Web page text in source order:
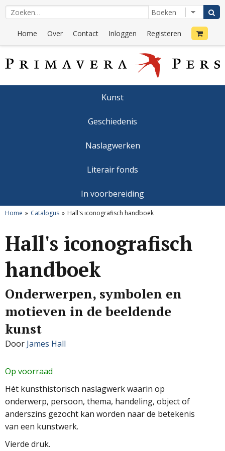
Home Over Contact Inloggen Registeren
Kunst
Geschiedenis
Naslagwerken
Literair fonds
In voorbereiding
Home Catalogus Hall's iconografisch handboek
Hall's iconografisch
handboek
Onderwerpen, symbolen en
motieven in de beeldende
kunst
Door James Hall
Op voorraad
Hét kunsthistorisch naslagwerk waarin op
onderwerp, persoon, thema, handeling, object of
anderszins gezocht kan worden naar de betekenis
van een kunstwerk.
Vierde druk.